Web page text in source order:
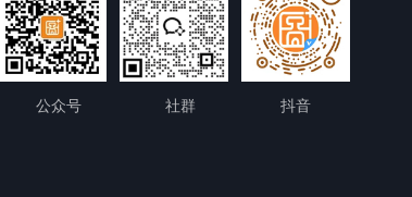
公众号
社群 抖音